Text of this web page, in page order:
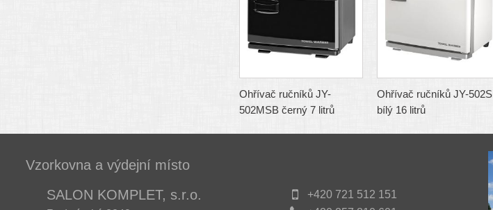
Ohřívač ručníků JY-
502MSB černý 7 litrů
Ohřívač ručníků JY-502S
bílý 16 litrů
Vzorkovna a výdejní místo
SALON KOMPLET, s.r.o.
+420 721 512 151